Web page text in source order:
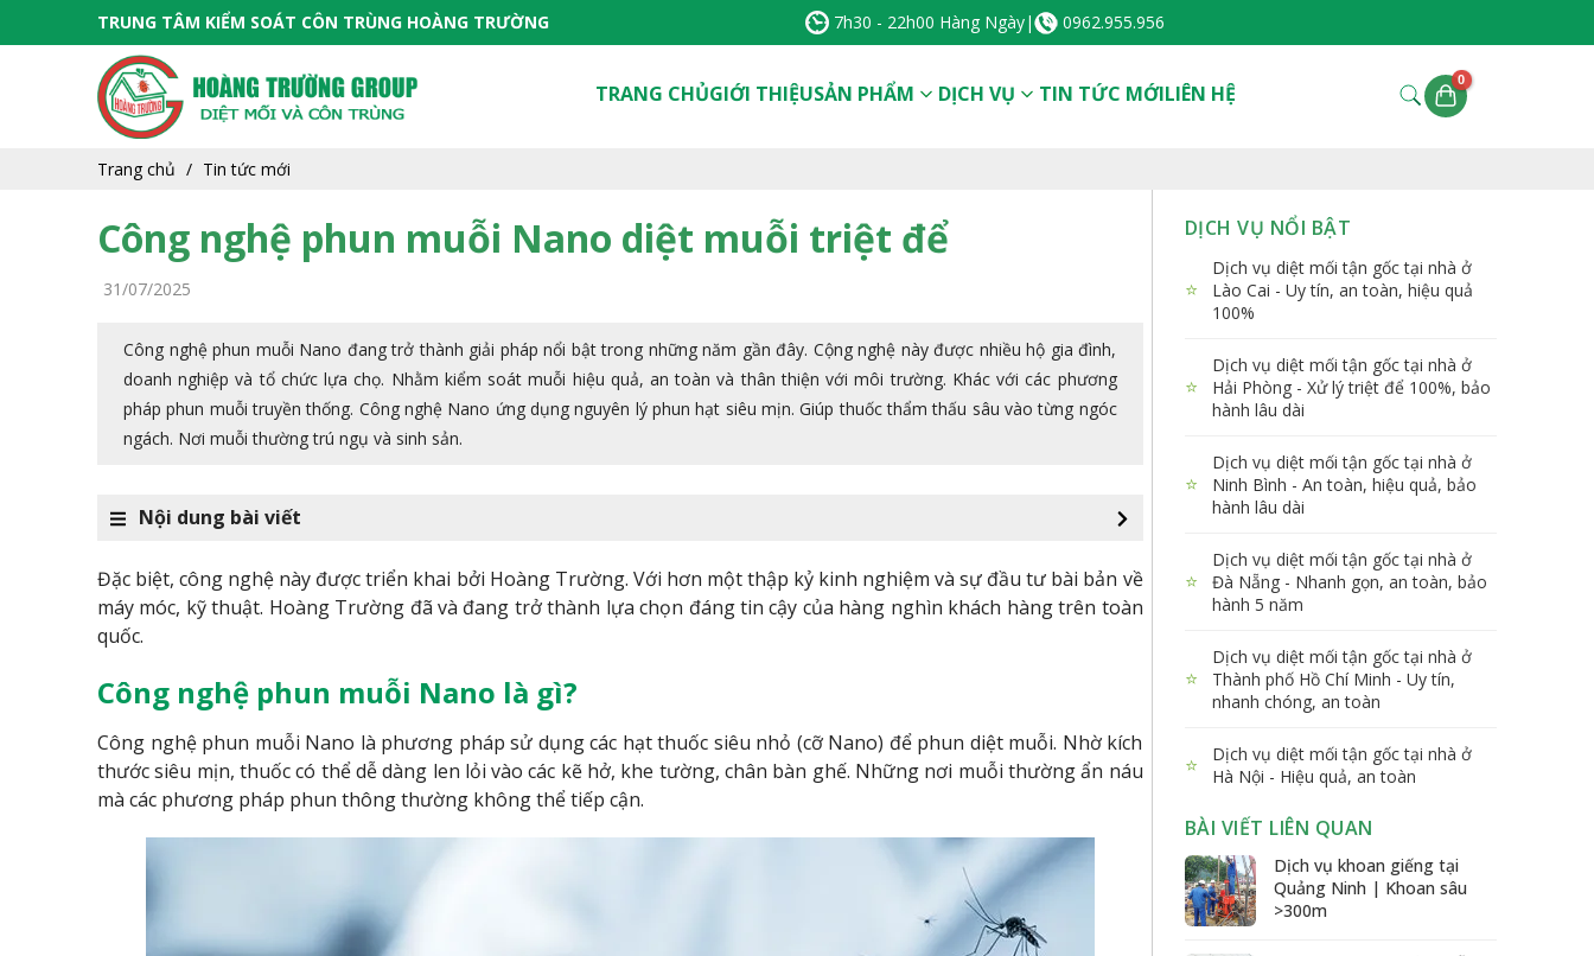
TRUNG TÂM KIỂM SOÁT CÔN TRÙNG HOÀNG TRƯỜNG 7h30 - 22h00 Hàng Ngày| 0962.955.956
TRANG CHỦGIỚI THIỆUSẢN PHẨM DỊCH VỤ TIN TỨC MỚILIÊN HỆ
Trang chủ Tin tức mới
Công nghệ phun muỗi Nano diệt muỗi triệt để
31/07/2025
Công nghệ phun muỗi Nano đang trở thành giải pháp nổi bật trong những năm gần đây. Cộng nghệ này được nhiều hộ gia đình,
doanh nghiệp và tổ chức lựa chọ. Nhằm kiểm soát muỗi hiệu quả, an toàn và thân thiện với môi trường. Khác với các phương
pháp phun muỗi truyền thống. Công nghệ Nano ứng dụng nguyên lý phun hạt siêu mịn. Giúp thuốc thẩm thấu sâu vào từng ngóc
ngách. Nơi muỗi thường trú ngụ và sinh sản.
Nội dung bài viết
Đặc biệt, công nghệ này được triển khai bởi Hoàng Trường. Với hơn một thập kỷ kinh nghiệm và sự đầu tư bài bản về
máy móc, kỹ thuật. Hoàng Trường đã và đang trở thành lựa chọn đáng tin cậy của hàng nghìn khách hàng trên toàn
quốc.
Công nghệ phun muỗi Nano là gì?
Công nghệ phun muỗi Nano là phương pháp sử dụng các hạt thuốc siêu nhỏ (cỡ Nano) để phun diệt muỗi. Nhờ kích
thước siêu mịn, thuốc có thể dễ dàng len lỏi vào các kẽ hở, khe tường, chân bàn ghế. Những nơi muỗi thường ẩn náu
mà các phương pháp phun thông thường không thể tiếp cận.
DỊCH VỤ NỔI BẬT
⭐
Dịch vụ diệt mối tận gốc tại nhà ở
Lào Cai - Uy tín, an toàn, hiệu quả
100%
⭐
Dịch vụ diệt mối tận gốc tại nhà ở
Hải Phòng - Xử lý triệt để 100%, bảo
hành lâu dài
⭐
Dịch vụ diệt mối tận gốc tại nhà ở
Ninh Bình - An toàn, hiệu quả, bảo
hành lâu dài
⭐
Dịch vụ diệt mối tận gốc tại nhà ở
Đà Nẵng - Nhanh gọn, an toàn, bảo
hành 5 năm
⭐
Dịch vụ diệt mối tận gốc tại nhà ở
Thành phố Hồ Chí Minh - Uy tín,
nhanh chóng, an toàn
⭐
Dịch vụ diệt mối tận gốc tại nhà ở
Hà Nội - Hiệu quả, an toàn
BÀI VIẾT LIÊN QUAN
Dịch vụ khoan giếng tại
Quảng Ninh | Khoan sâu
>300m